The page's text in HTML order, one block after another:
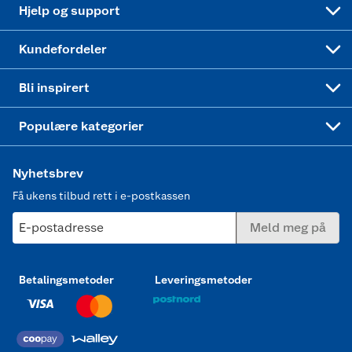
Hjelp og support
Kundefordeler
Bli inspirert
Populære kategorier
Nyhetsbrev
Få ukens tilbud rett i e-postkassen
E-postadresse Meld meg på
Betalingsmetoder Leveringsmetoder